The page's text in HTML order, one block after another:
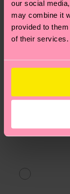
our social
may combine it
provided to
of their services.